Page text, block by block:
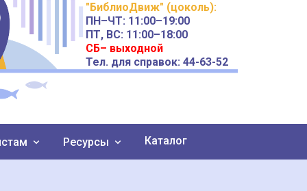
"БиблиоДвиж" (цоколь):
ПН–ЧТ: 11:00–19:00
ПТ, ВС: 11:00–18:00
СБ– выходной
Тел. для справок: 44-63-52
Ресурсы Каталог